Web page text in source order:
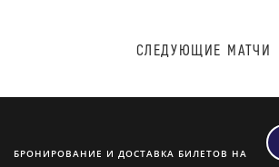
СЛЕДУЮЩИЕ МАТЧИ
БРОНИРОВАНИЕ И ДОСТАВКА БИЛЕТОВ НА